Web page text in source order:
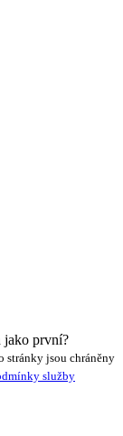
jako první?
stránky jsou chráněny
služby